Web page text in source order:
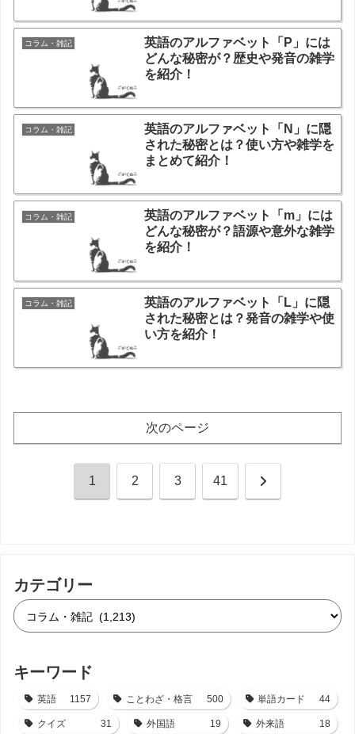
コラム・雑記
英語のアルファベット「P」には
どんな秘密が？歴史や発音の雑学
を紹介！
コラム・雑記
英語のアルファベット「N」に隠
された秘密とは？使い方や雑学を
まとめて紹介！
コラム・雑記
英語のアルファベット「m」には
どんな秘密が？語源や意外な雑学
を紹介！
コラム・雑記
英語のアルファベット「L」に隠
された秘密とは？発音の雑学や使
い方を紹介！
次のページ
1 2 3 41 次
カテゴリー
キーワード
英語 1157 ことわざ・格言 500 単語カード 44
クイズ 31 外国語 19 外来語 18